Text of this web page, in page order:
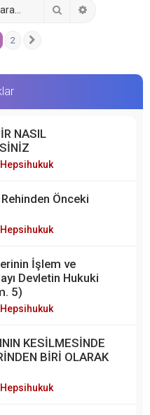
2
NASIL
Hepsihukuk
Önceki
Hepsihukuk
İşlem ve
Devletin Hukuki
5)
Hepsihukuk
KESİLMESİNDE
BİRİ OLARAK
Hepsihukuk